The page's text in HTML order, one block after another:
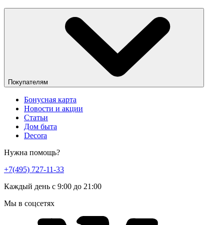
Покупателям
Бонусная карта
Новости и акции
Статьи
Дом быта
Decora
Нужна помощь?
+7(495) 727-11-33
Каждый день с 9:00 до 21:00
Мы в соцсетях